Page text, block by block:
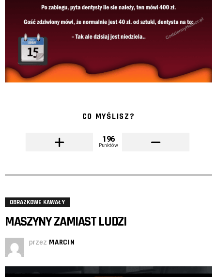
CO MYŚLISZ?
196
Punktów
OBRAZKOWE KAWAŁY
MASZYNY ZAMIAST LUDZI
przez MARCIN